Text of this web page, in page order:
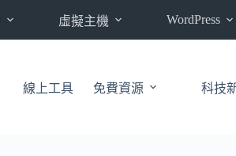
虛擬主機 WordPress
線上工具 免費資源 科技